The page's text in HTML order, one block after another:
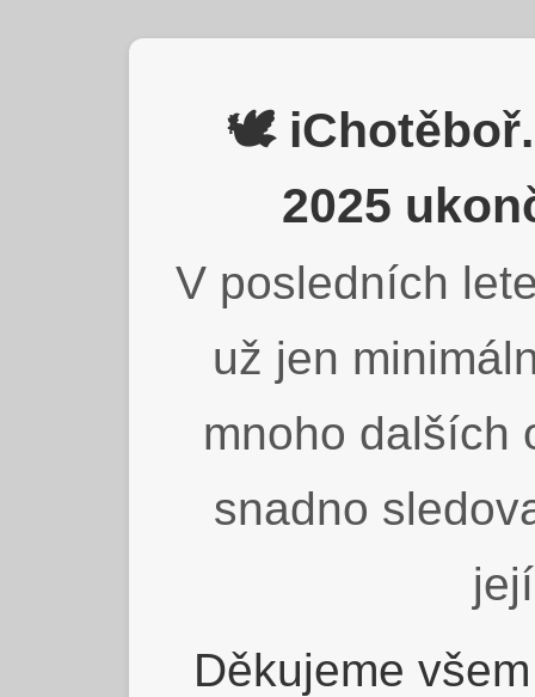
🕊️
2025
V posledních
už jen
mnoho dalších
snadno
Děkujeme